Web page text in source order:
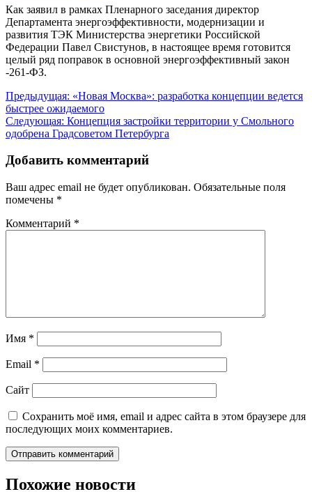
Как заявил в рамках Пленарного заседания директор
Департамента энергоэффективности, модернизации и
развития ТЭК Министерства энергетики Российской
Федерации Павел Свистунов, в настоящее время готовится
целый ряд поправок в основной энергоэффективный закон
‑261-ФЗ.
Навигация
по
записям
Предыдущая: «Новая Москва»: разработка концепции ведется
быстрее ожидаемого
Следующая: Концепция застройки территории у Смольного
одобрена Градсоветом Петербурга
Добавить комментарий
Ваш адрес email не будет опубликован. Обязательные поля
помечены *
Комментарий *
Имя *
Email *
Сайт
Сохранить моё имя, email и адрес сайта в этом браузере для
последующих моих комментариев.
Похожие новости